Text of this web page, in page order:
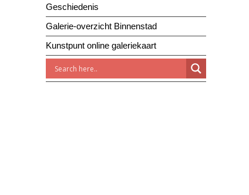
Geschiedenis
Galerie-overzicht Binnenstad
Kunstpunt online galeriekaart